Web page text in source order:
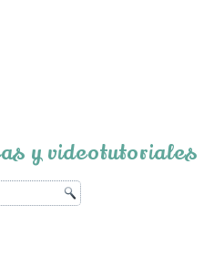
y videotutoriales